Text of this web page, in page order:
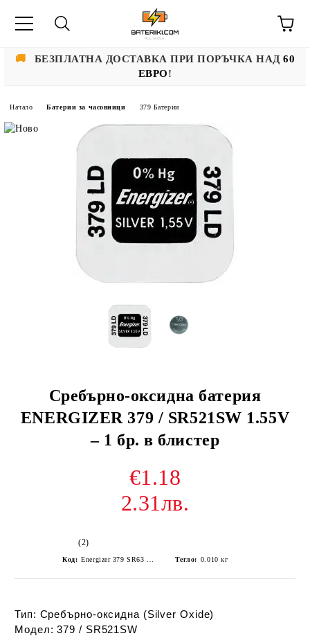
🚚 БЕЗПЛАТНА ДОСТАВКА ПРИ ПОРЪЧКА НАД60
ЕВРО!
Начало Батерии за часовници 379 Батерии
Сребърно-оксидна батерия
ENERGIZER 379 / SR521SW 1.55V
– 1 бр. в блистер
€1.18
2.31лв.
(2)
Код: Тегло: 0.010 кг
Тип: Сребърно-оксидна (Silver Oxide)
Модел: 379 / SR521SW